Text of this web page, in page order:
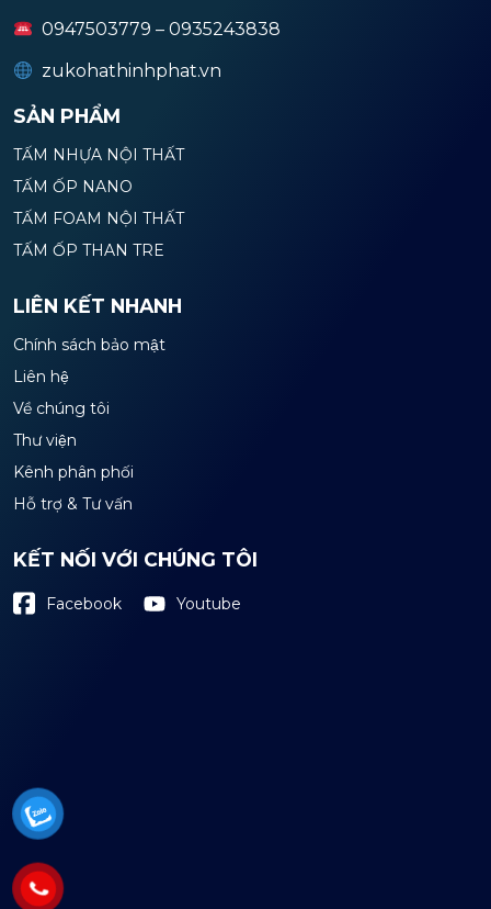
0947503779 – 0935243838
zukohathinhphat.vn
SẢN PHẨM
TẤM NHỰA NỘI THẤT
TẤM ỐP NANO
TẤM FOAM NỘI THẤT
TẤM ỐP THAN TRE
LIÊN KẾT NHANH
Chính sách bảo mật
Liên hệ
Về chúng tôi
Thư viện
Kênh phân phối
Hỗ trợ & Tư vấn
KẾT NỐI VỚI CHÚNG TÔI
Facebook Youtube